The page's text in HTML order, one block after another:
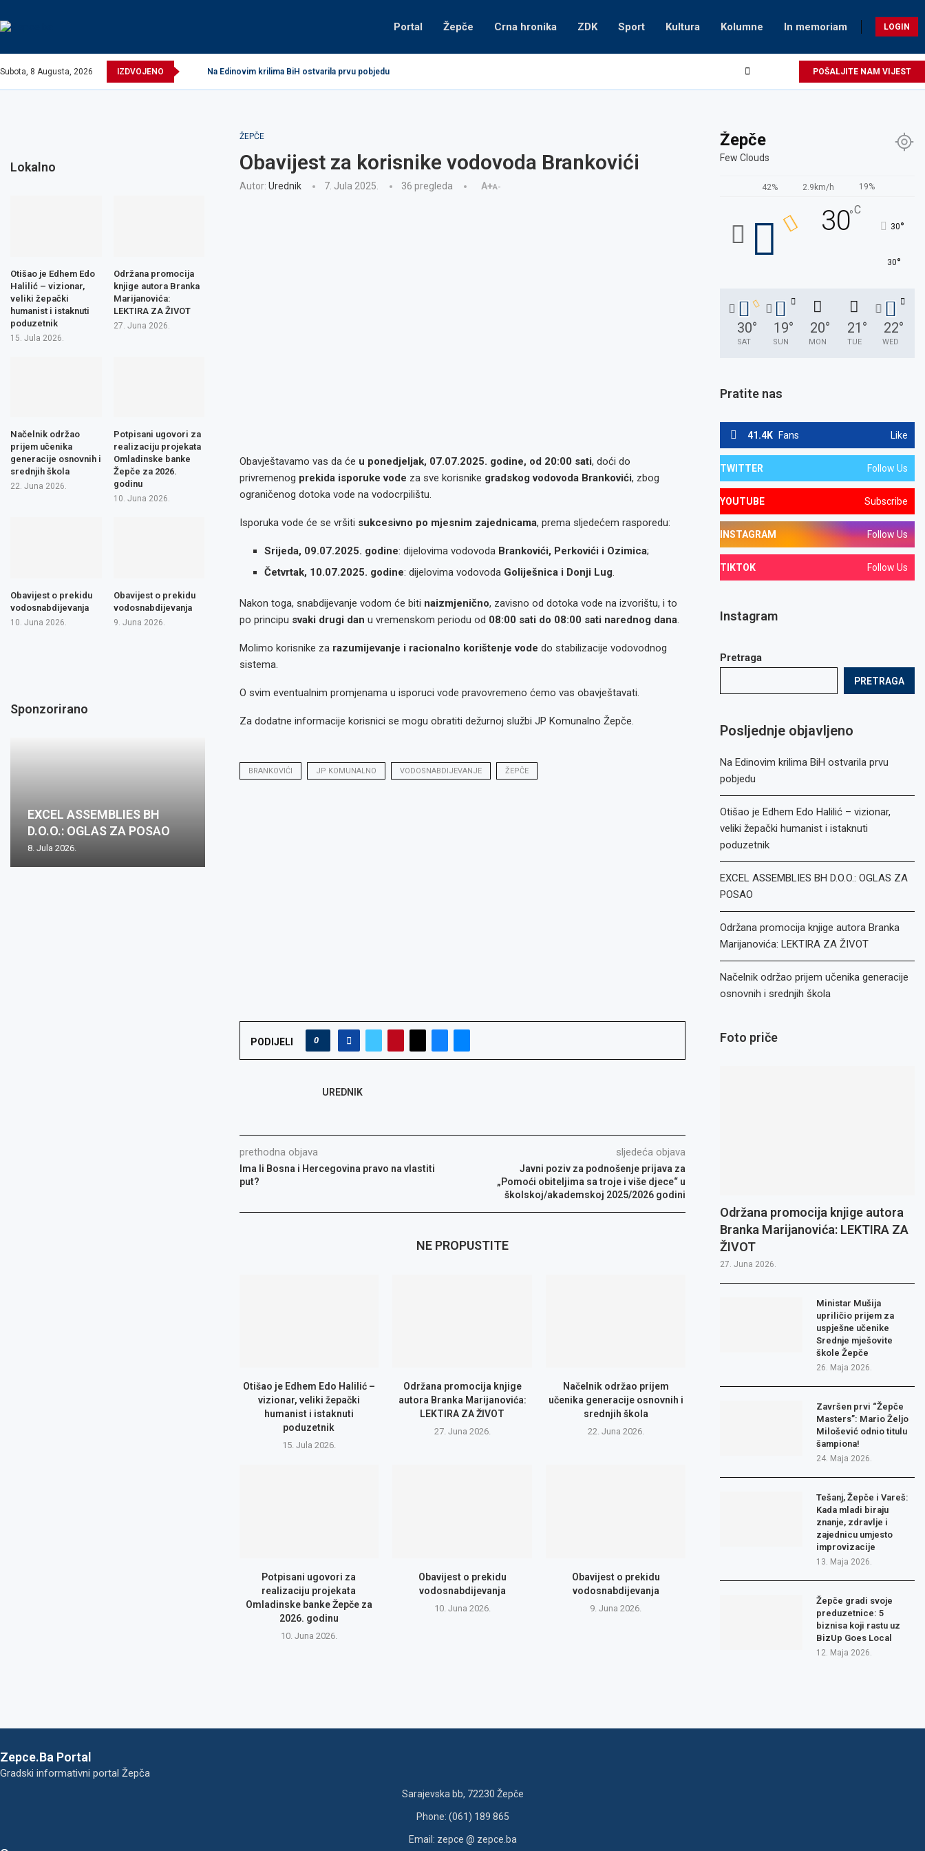
Portal Žepče Crna hronika ZDK Sport Kultura Kolumne In memoriam LOGIN
Subota, 8 Augusta, 2026 IZDVOJENO Na Edinovim krilima BiH ostvarila prvu pobjedu POŠALJITE NAM VIJEST
ŽEPČE
Obavijest za korisnike vodovoda Brankovići
Autor: Urednik 7. Jula 2025. 36 pregleda A+A-
Obavještavamo vas da će u ponedjeljak, 07.07.2025. godine, od 20:00 sati, doći do
privremenog prekida isporuke vode za sve korisnike gradskog vodovoda Brankovići, zbog
ograničenog dotoka vode na vodocrpilištu.
Isporuka vode će se vršiti sukcesivno po mjesnim zajednicama, prema sljedećem rasporedu:
Srijeda, 09.07.2025. godine: dijelovima vodovoda Brankovići, Perkovići i Ozimica;
Četvrtak, 10.07.2025. godine: dijelovima vodovoda Goliješnica i Donji Lug.
Nakon toga, snabdijevanje vodom će biti naizmjenično, zavisno od dotoka vode na izvorištu, i to
po principu svaki drugi dan u vremenskom periodu od 08:00 sati do 08:00 sati narednog dana.
Molimo korisnike za razumijevanje i racionalno korištenje vode do stabilizacije vodovodnog
sistema.
O svim eventualnim promjenama u isporuci vode pravovremeno ćemo vas obavještavati.
Za dodatne informacije korisnici se mogu obratiti dežurnoj službi JP Komunalno Žepče.
BRANKOVIĆI JP KOMUNALNO VODOSNABDIJEVANJE ŽEPČE
PODIJELI 0
UREDNIK
prethodna objava
Ima li Bosna i Hercegovina pravo na vlastiti
put?
sljedeća objava
Javni poziv za podnošenje prijava za
„Pomoći obiteljima sa troje i više djece“ u
školskoj/akademskoj 2025/2026 godini
NE PROPUSTITE
Otišao je Edhem Edo Halilić –
vizionar, veliki žepački
humanist i istaknuti
poduzetnik
15. Jula 2026.
Održana promocija knjige
autora Branka Marijanovića:
LEKTIRA ZA ŽIVOT
27. Juna 2026.
Načelnik održao prijem
učenika generacije osnovnih i
srednjih škola
22. Juna 2026.
Potpisani ugovori za
realizaciju projekata
Omladinske banke Žepče za
2026. godinu
10. Juna 2026.
Obavijest o prekidu
vodosnabdijevanja
10. Juna 2026.
Obavijest o prekidu
vodosnabdijevanja
9. Juna 2026.
Žepče
Few Clouds
42% 2.9km/h 19%
30°C
30°
30°
30°
SAT
19°
SUN
20°
MON
21 °
TUE
22°
WED
Pratite nas
41.4K Fans Like
TWITTER Follow Us
YOUTUBE Subscribe
INSTAGRAM Follow Us
TIKTOK Follow Us
Instagram
Pretraga
PRETRAGA
Posljednje objavljeno
Na Edinovim krilima BiH ostvarila prvu
pobjedu
Otišao je Edhem Edo Halilić – vizionar,
veliki žepački humanist i istaknuti
poduzetnik
EXCEL ASSEMBLIES BH D.O.O.: OGLAS ZA
POSAO
Održana promocija knjige autora Branka
Marijanovića: LEKTIRA ZA ŽIVOT
Načelnik održao prijem učenika generacije
osnovnih i srednjih škola
Foto priče
Održana promocija knjige autora
Branka Marijanovića: LEKTIRA ZA
ŽIVOT
27. Juna 2026.
Ministar Mušija
upriličio prijem za
uspješne učenike
Srednje mješovite
škole Žepče
26. Maja 2026.
Završen prvi “Žepče
Masters”: Mario Željo
Milošević odnio titulu
šampiona!
24. Maja 2026.
Tešanj, Žepče i Vareš:
Kada mladi biraju
znanje, zdravlje i
zajednicu umjesto
improvizacije
13. Maja 2026.
Žepče gradi svoje
preduzetnice: 5
biznisa koji rastu uz
BizUp Goes Local
12. Maja 2026.
Lokalno
Otišao je Edhem Edo
Halilić – vizionar,
veliki žepački
humanist i istaknuti
poduzetnik
15. Jula 2026.
Održana promocija
knjige autora Branka
Marijanovića:
LEKTIRA ZA ŽIVOT
27. Juna 2026.
Načelnik održao
prijem učenika
generacije osnovnih i
srednjih škola
22. Juna 2026.
Potpisani ugovori za
realizaciju projekata
Omladinske banke
Žepče za 2026.
godinu
10. Juna 2026.
Obavijest o prekidu
vodosnabdijevanja
10. Juna 2026.
Obavijest o prekidu
vodosnabdijevanja
9. Juna 2026.
Sponzorirano
EXCEL ASSEMBLIES BH
D.O.O.: OGLAS ZA POSAO
8. Jula 2026.
Zepce.Ba Portal
Gradski informativni portal Žepča
Sarajevska bb, 72230 Žepče
Phone: (061) 189 865
Email: zepce @ zepce.ba